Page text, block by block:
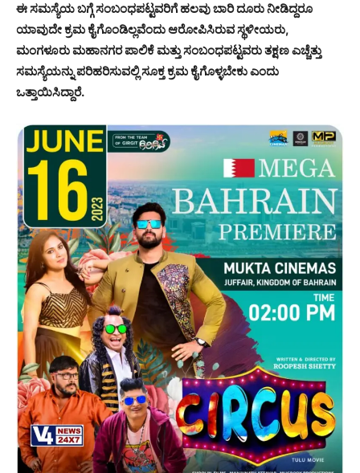
ಈ ಸಮಸ್ಯೆಯ ಬಗ್ಗೆ ಸಂಬಂಧಪಟ್ಟವರಿಗೆ ಹಲವು ಬಾರಿ ದೂರು ನೀಡಿದ್ದರೂ
ಯಾವುದೇ ಕ್ರಮ ಕೈಗೊಂಡಿಲ್ಲವೆಂದು ಆರೋಪಿಸಿರುವ ಸ್ಥಳೀಯರು,
ಮಂಗಳೂರು ಮಹಾನಗರ ಪಾಲಿಕೆ ಮತ್ತು ಸಂಬಂಧಪಟ್ಟವರು ತಕ್ಷಣ ಎಚ್ಚೆತ್ತು
ಸಮಸ್ಯೆಯನ್ನು ಪರಿಹರಿಸುವಲ್ಲಿ ಸೂಕ್ತ ಕ್ರಮ ಕೈಗೊಳ್ಳಬೇಕು ಎಂದು
ಒತ್ತಾಯಿಸಿದ್ದಾರೆ.